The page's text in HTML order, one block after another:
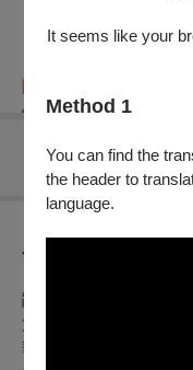
It seems like your
Method 1
You can find the
the header to
language.
購票資訊
節目介紹
亂入音樂圈的海關，以
第二場，帶來提琴學子
華人熟悉的東方旋律《